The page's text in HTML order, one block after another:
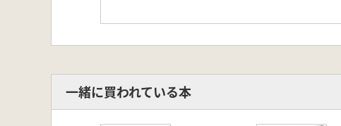
一緒に買われている本